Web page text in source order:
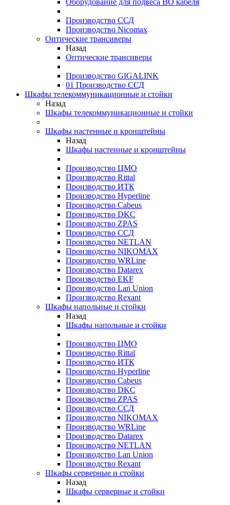
Оборудование для подвеса ВО кабеля
Производство ССД
Производство Nicomax
Оптические трансиверы
Назад
Оптические трансиверы
Производство GIGALINK
01 Производство ССД
Шкафы телекоммуникационные и стойки
Назад
Шкафы телекоммуникационные и стойки
Шкафы настенные и кронштейны
Назад
Шкафы настенные и кронштейны
Производство ЦМО
Производство Rittal
Производство ИТК
Производство Hyperline
Производство Cabeus
Производство DKC
Производство ZPAS
Производство ССД
Производство NETLAN
Производство NIKOMAX
Производство WRLine
Производство Datarex
Производство EKF
Производство Lan Union
Производство Rexant
Шкафы напольные и стойки
Назад
Шкафы напольные и стойки
Производство ЦМО
Производство Rittal
Производство ИТК
Производство Hyperline
Производство Cabeus
Производство DKC
Производство ZPAS
Производство ССД
Производство NIKOMAX
Производство WRLine
Производство Datarex
Производство NETLAN
Производство Lan Union
Производство Rexant
Шкафы серверные и стойки
Назад
Шкафы серверные и стойки